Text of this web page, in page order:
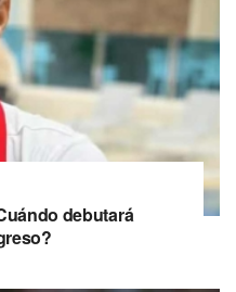
debutará